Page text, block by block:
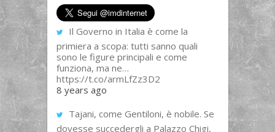
Il Governo in Italia è come la
primiera a scopa: tutti sanno quali
sono le figure principali e come
funziona, ma ne…
https://t.co/armLfZz3D2
8 years ago
Tajani, come Gentiloni, è nobile. Se
dovesse succedergli a Palazzo Chigi,